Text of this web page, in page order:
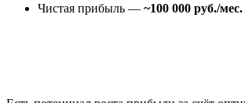
Чистая прибыль — ~100 000 руб./мес.